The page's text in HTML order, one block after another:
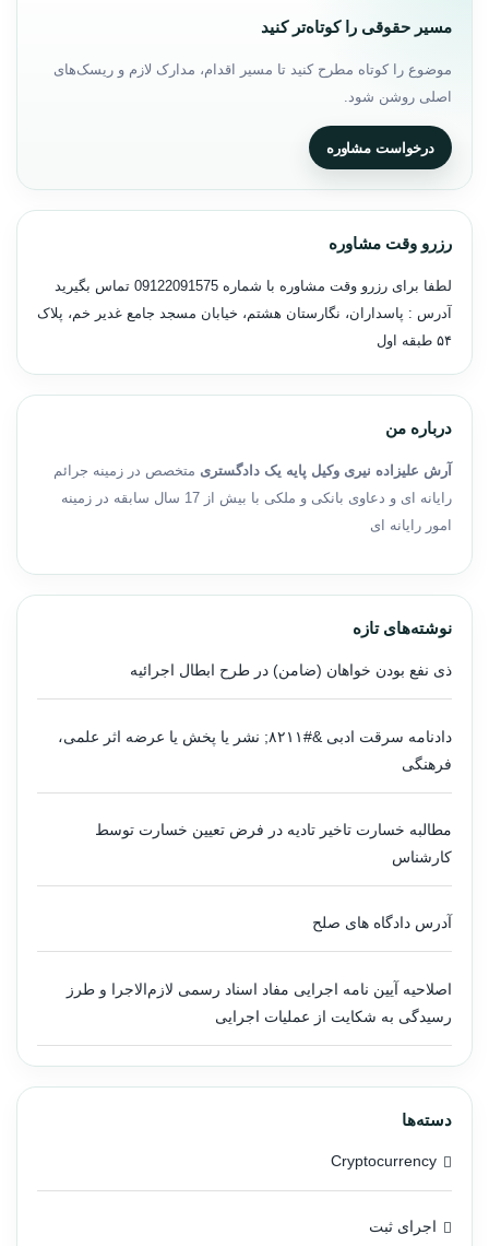
مسیر حقوقی را کوتاه‌تر کنید
موضوع را کوتاه مطرح کنید تا مسیر اقدام، مدارک لازم و ریسک‌های
اصلی روشن شود.
درخواست مشاوره
رزرو وقت مشاوره
لطفا برای رزرو وقت مشاوره با شماره 09122091575 تماس بگیرید
آدرس : پاسداران، نگارستان هشتم، خیابان مسجد جامع غدیر خم، پلاک
۵۴ طبقه اول
درباره من
آرش علیزاده نیری وکیل پایه یک دادگستری متخصص در زمینه جرائم
رایانه ای و دعاوی بانکی و ملکی با بیش از 17 سال سابقه در زمینه
امور رایانه ای
نوشته‌های تازه
ذی نفع بودن خواهان (ضامن) در طرح ابطال اجرائیه
دادنامه سرقت ادبی &#۸۲۱۱; نشر یا پخش یا عرضه اثر علمی،
فرهنگی
مطالبه خسارت تاخیر تادیه در فرض تعیین خسارت توسط
کارشناس
آدرس دادگاه های صلح
اصلاحیه آیین نامه اجرایی مفاد اسناد رسمی لازم‌الاجرا و طرز
رسیدگی به شکایت از عملیات اجرایی
دسته‌ها
Cryptocurrency
اجرای ثبت